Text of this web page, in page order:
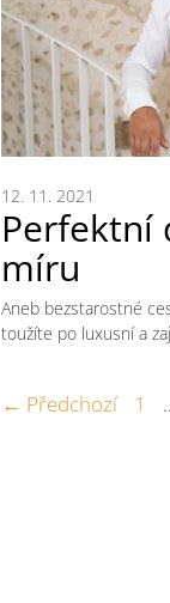
Perfektní
míru
12. 11. 2021
Aneb bezstarostné
toužíte po luxusní a
← Předchozí 1